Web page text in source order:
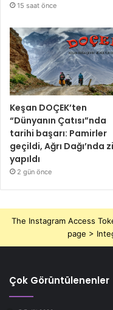
15 saat önce
Keşan DOÇEK’ten
“Dünyanın Çatısı”nda
tarihi başarı: Pamirler
geçildi, Ağrı Dağı’nda
yapıldı
2 gün önce
The Instagram Access
page >
Çok Görüntülenenler